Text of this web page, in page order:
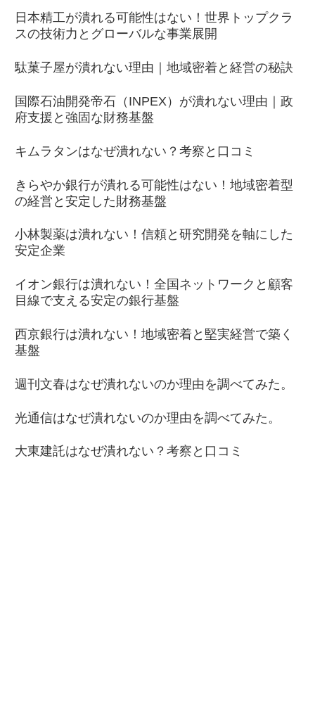
日本精工が潰れる可能性はない！世界トップクラ
スの技術力とグローバルな事業展開
駄菓子屋が潰れない理由｜地域密着と経営の秘訣
国際石油開発帝石（INPEX）が潰れない理由｜政
府支援と強固な財務基盤
キムラタンはなぜ潰れない？考察と口コミ
きらやか銀行が潰れる可能性はない！地域密着型
の経営と安定した財務基盤
小林製薬は潰れない！信頼と研究開発を軸にした
安定企業
イオン銀行は潰れない！全国ネットワークと顧客
目線で支える安定の銀行基盤
西京銀行は潰れない！地域密着と堅実経営で築く
基盤
週刊文春はなぜ潰れないのか理由を調べてみた。
光通信はなぜ潰れないのか理由を調べてみた。
大東建託はなぜ潰れない？考察と口コミ